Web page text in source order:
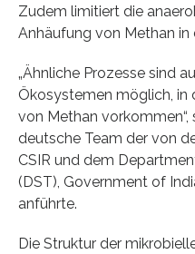
Zudem limitiert die
Anhäufung von Methan in
„Ähnliche Prozesse sind
Ökosystemen möglich, in
von Methan
deutsche Team der von
CSIR und dem
(DST), Government of
anführte.
Die Struktur der